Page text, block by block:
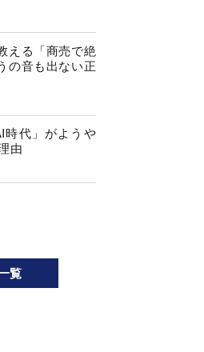
える「商売で絶
の音も出ない正
時代」がようや
由
覧